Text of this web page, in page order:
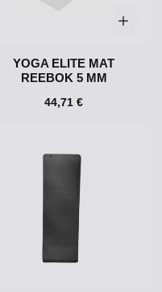
YOGA ELITE MAT
REEBOK 5 MM
44,71 €